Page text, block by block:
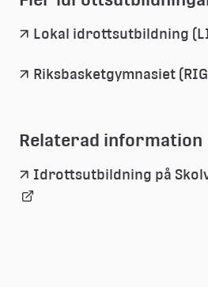
Lokal idrottsutbildning
Riksbasketgymnasiet
Relaterad information
Idrottsutbildning på